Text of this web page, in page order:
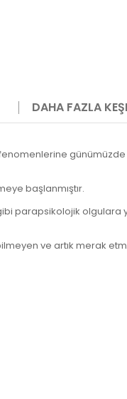
DAHA FAZLA
günümüzde
başlanmıştır.
parapsikolojik olgulara
ve artık merak